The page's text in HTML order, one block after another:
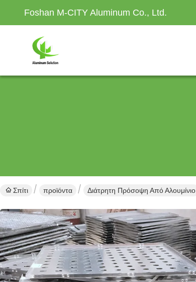
Foshan M-CITY Aluminum Co., Ltd.
Σπίτι προϊόντα Διάτρητη Πρόσοψη Από Αλουμίνιο